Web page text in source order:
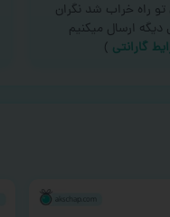
راه خراب شد نگران
دیگه ارسال میکنیم
گارانتی )